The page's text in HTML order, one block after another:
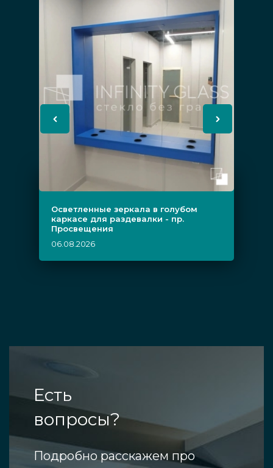
Осветленные зеркала в голубом
каркасе для раздевалки - пр.
Просвещения
06.08.2026
Есть
вопросы?
Подробно расскажем про